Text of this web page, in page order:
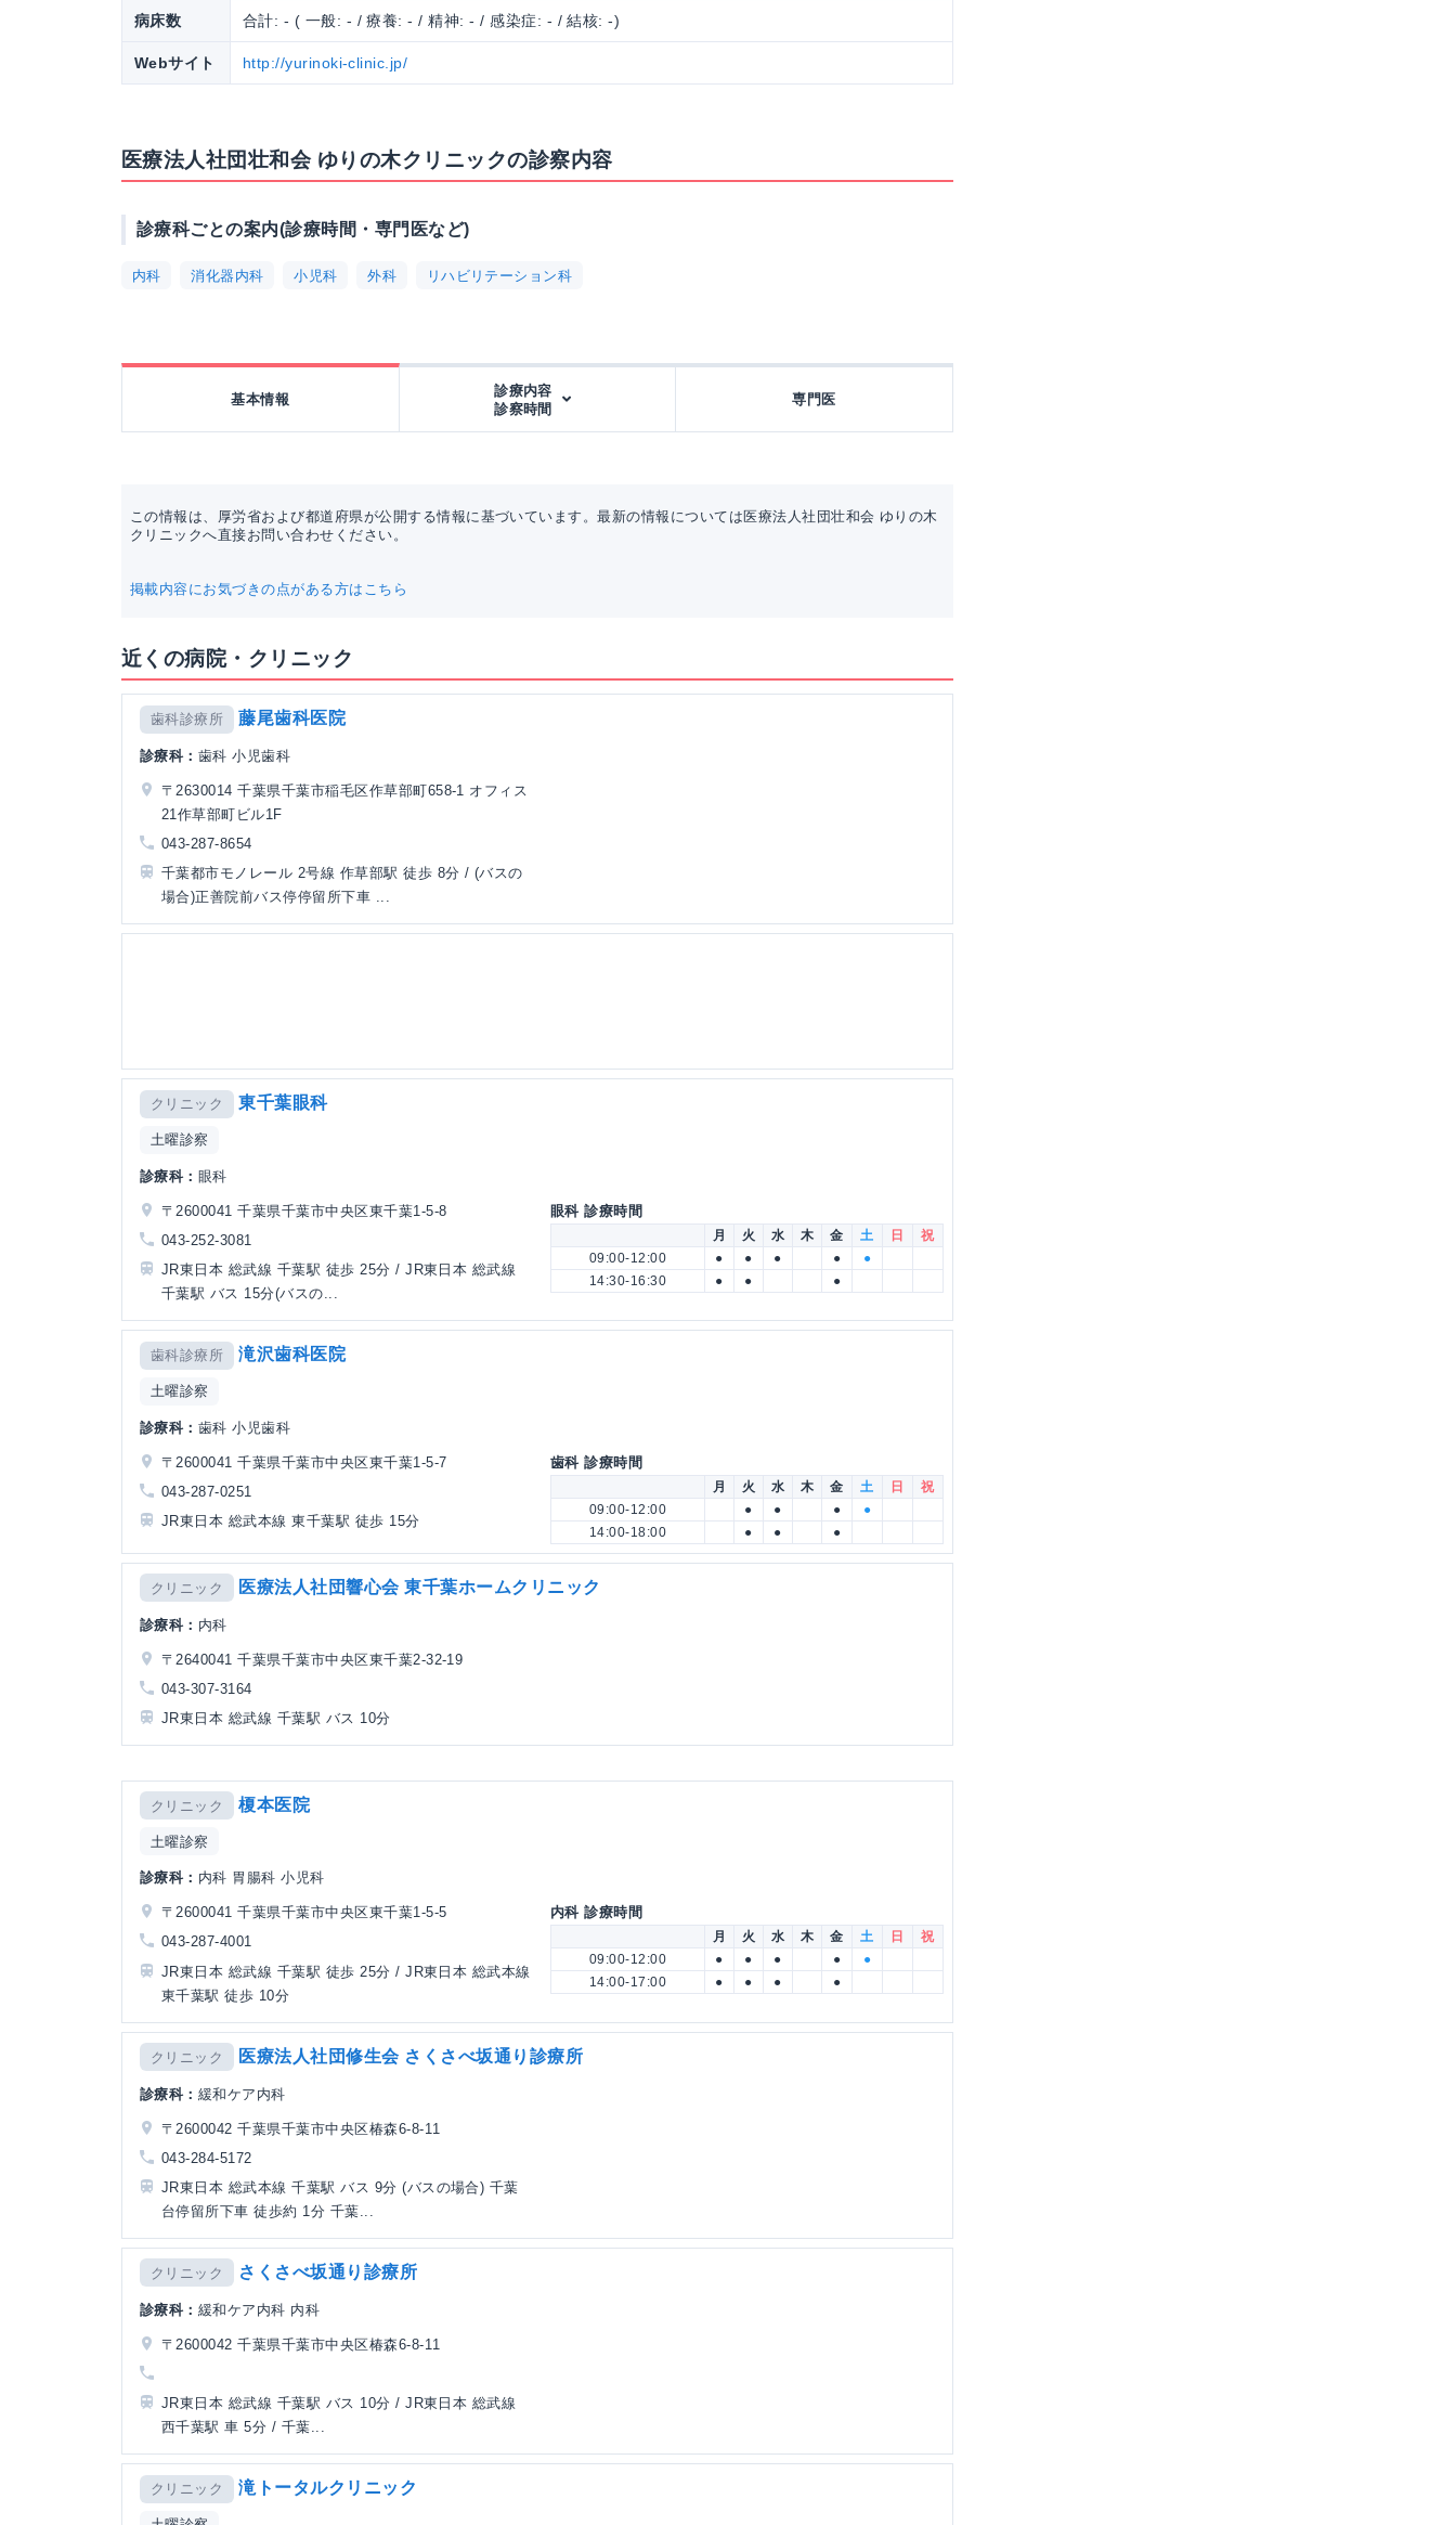
病床数 合計: - ( 一般: - / 療養: - / 精神: - / 感染症: - / 結核: -)
Webサイト http://yurinoki-clinic.jp/
医療法人社団壮和会 ゆりの木クリニックの診察内容
診療科ごとの案内(診療時間・専門医など)
内科 消化器内科 小児科 外科 リハビリテーション科
基本情報
診療内容
診察時間
専門医
この情報は、厚労省および都道府県が公開する情報に基づいています。最新の情報については医療法人社団壮和会 ゆりの木
クリニックへ直接お問い合わせください。
掲載内容にお気づきの点がある方はこちら
近くの病院・クリニック
歯科診療所 藤尾歯科医院
診療科： 歯科 小児歯科
〒2630014 千葉県千葉市稲毛区作草部町658-1 オフィス
21作草部町ビル1F
043-287-8654
千葉都市モノレール 2号線 作草部駅 徒歩 8分 / (バスの
場合)正善院前バス停停留所下車 ...
クリニック 東千葉眼科
土曜診察
診療科： 眼科
〒2600041 千葉県千葉市中央区東千葉1-5-8
043-252-3081
JR東日本 総武線 千葉駅 徒歩 25分 / JR東日本 総武線
千葉駅 バス 15分(バスの...
眼科 診療時間
月 火 水 木 金 土 日
祝
09:00-12:00
● ● ● ●
●
14:30-16:30
● ● ●
歯科診療所 滝沢歯科医院
土曜診察
診療科： 歯科 小児歯科
〒2600041 千葉県千葉市中央区東千葉1-5-7
043-287-0251
JR東日本 総武本線 東千葉駅 徒歩 15分
歯科 診療時間
月 火 水 木 金 土 日
祝
09:00-12:00
● ● ●
●
14:00-18:00
● ● ●
クリニック 医療法人社団響心会 東千葉ホームクリニック
診療科： 内科
〒2640041 千葉県千葉市中央区東千葉2-32-19
043-307-3164
JR東日本 総武線 千葉駅 バス 10分
クリニック 榎本医院
土曜診察
診療科： 内科 胃腸科 小児科
〒2600041 千葉県千葉市中央区東千葉1-5-5
043-287-4001
JR東日本 総武線 千葉駅 徒歩 25分 / JR東日本 総武本線
東千葉駅 徒歩 10分
内科 診療時間
月 火 水 木 金 土 日
祝
09:00-12:00
● ● ● ●
●
14:00-17:00
● ● ● ●
クリニック 医療法人社団修生会 さくさべ坂通り診療所
診療科： 緩和ケア内科
〒2600042 千葉県千葉市中央区椿森6-8-11
043-284-5172
JR東日本 総武本線 千葉駅 バス 9分 (バスの場合) 千葉
台停留所下車 徒歩約 1分 千葉...
クリニック さくさべ坂通り診療所
診療科： 緩和ケア内科 内科
〒2600042 千葉県千葉市中央区椿森6-8-11
JR東日本 総武線 千葉駅 バス 10分 / JR東日本 総武線
西千葉駅 車 5分 / 千葉...
クリニック 滝トータルクリニック